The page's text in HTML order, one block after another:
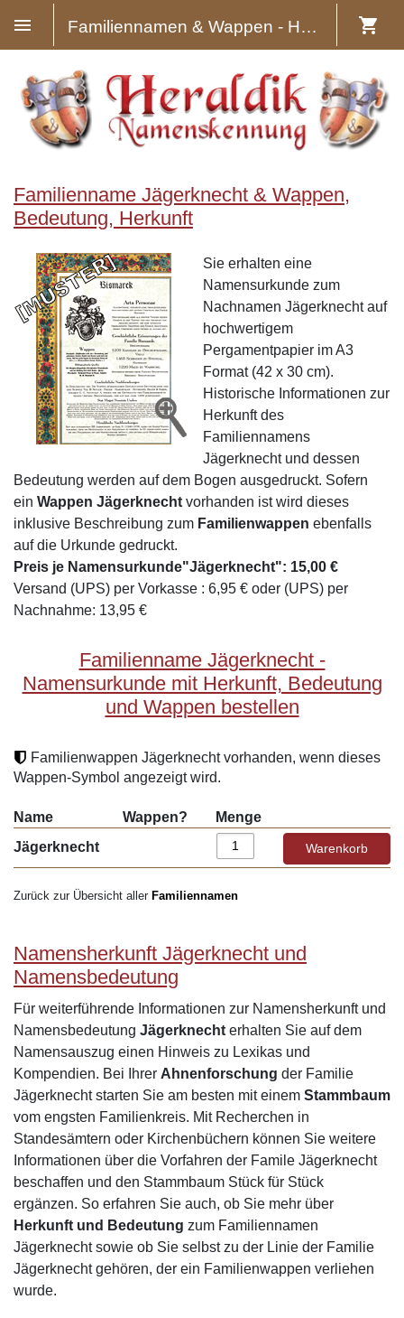
Familiennamen & Wappen - Heraldik
Familienname Jägerknecht & Wappen,
Bedeutung, Herkunft
Sie erhalten eine
Namensurkunde zum
Nachnamen Jägerknecht auf
hochwertigem
Pergamentpapier im A3
Format (42 x 30 cm).
Historische Informationen zur
Herkunft des
Familiennamens
Jägerknecht und dessen
Bedeutung werden auf dem Bogen ausgedruckt. Sofern
ein Wappen Jägerknecht vorhanden ist wird dieses
inklusive Beschreibung zum Familienwappen ebenfalls
auf die Urkunde gedruckt.
Preis je Namensurkunde"Jägerknecht": 15,00 €
Versand (UPS) per Vorkasse : 6,95 € oder (UPS) per
Nachnahme: 13,95 €
Familienname Jägerknecht -
Namensurkunde mit Herkunft, Bedeutung
und Wappen bestellen
Familienwappen Jägerknecht vorhanden, wenn dieses
Wappen-Symbol angezeigt wird.
Name Wappen?
Menge
Jägerknecht
Zurück zur Übersicht aller Familiennamen
Namensherkunft Jägerknecht und
Namensbedeutung
Für weiterführende Informationen zur Namensherkunft und
Namensbedeutung Jägerknecht erhalten Sie auf dem
Namensauszug einen Hinweis zu Lexikas und
Kompendien. Bei Ihrer Ahnenforschung der Familie
Jägerknecht starten Sie am besten mit einem Stammbaum
vom engsten Familienkreis. Mit Recherchen in
Standesämtern oder Kirchenbüchern können Sie weitere
Informationen über die Vorfahren der Famile Jägerknecht
beschaffen und den Stammbaum Stück für Stück
ergänzen. So erfahren Sie auch, ob Sie mehr über
Herkunft und Bedeutung zum Familiennamen
Jägerknecht sowie ob Sie selbst zu der Linie der Familie
Jägerknecht gehören, der ein Familienwappen verliehen
wurde.